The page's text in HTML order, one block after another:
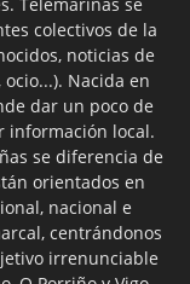
colectivos de la
noticias de
Nacida en
dar un poco de
información local.
se diferencia de
orientados en
nacional e
centrándonos
irrenunciable